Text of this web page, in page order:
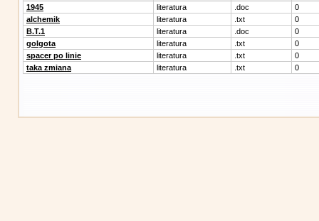
1945 literatura .doc
0
alchemik
literatura .txt
0
B.T.1
literatura .doc
0
golgota
literatura .txt
0
spacer po linie
literatura .txt
0
taka zmiana
literatura .txt 0